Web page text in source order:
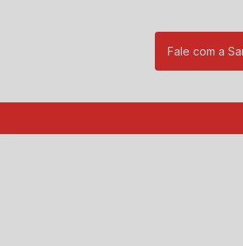
Fale com a